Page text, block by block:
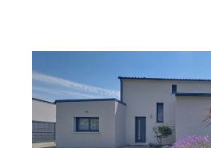
THEIX NOYALO 56
131 m2, 5 pièces
Ref : 1819
Maison à vendre